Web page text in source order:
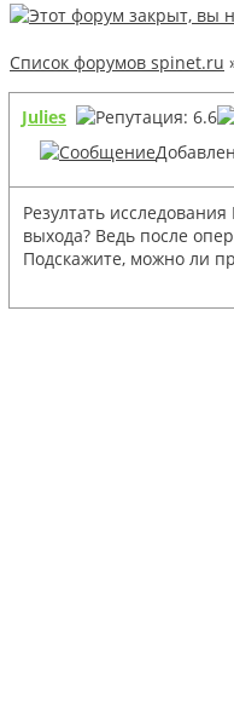
Список форумов spinet.ru
Julies
Резултать
выхода? Ведь после
Подскажите, можно ли